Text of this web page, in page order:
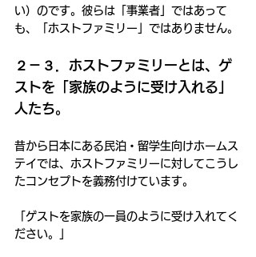
い）のです。彼らは「事業者」ではあって
も、「ホストファミリー」ではありません。
２－３．ホストファミリーとは、ゲ
ストを「家族のように受け入れる」
人たち。
昔から日本にある民泊・留学生向けホームス
テイでは、ホストファミリーに対してこうし
たコンセプトを義務付けています。
「ゲストを家族の一員のように受け入れてく
ださい。」